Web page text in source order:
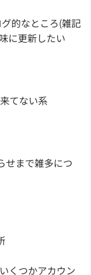
的なところ(雑記
に更新したい
てない系
せまで雑多につ
くつかアカウン